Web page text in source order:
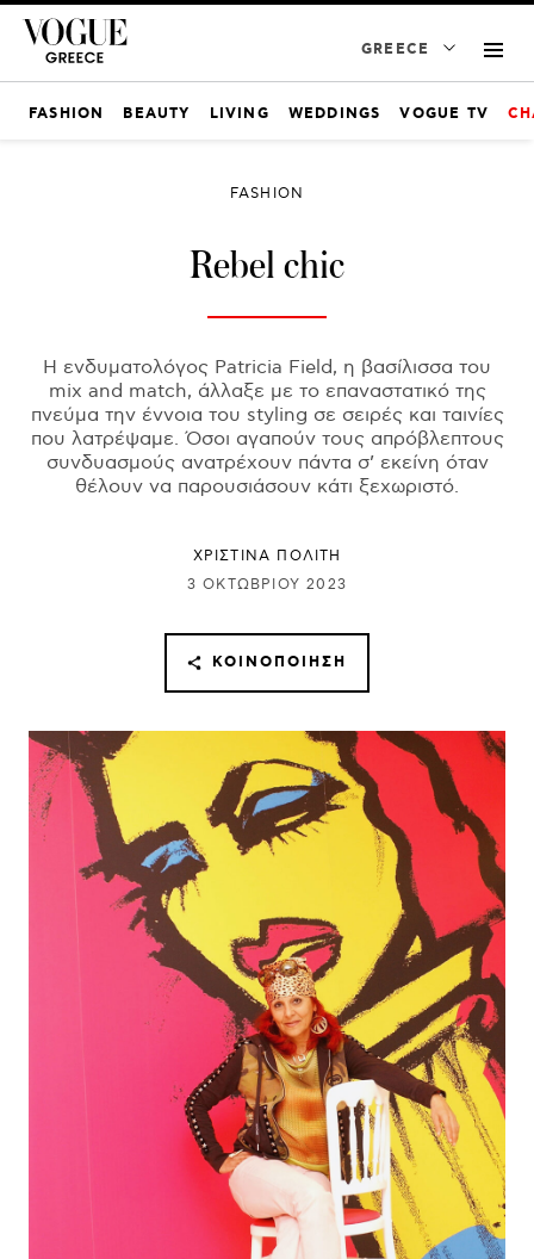
GREECE
FASHION BEAUTY LIVING WEDDINGS VOGUE TV
FASHION
Rebel chic
Η ενδυματολόγος Patricia Field, η βασίλισσα του
mix and match, άλλαξε με το επαναστατικό της
πνεύμα την έννοια του styling σε σειρές και ταινίες
που λατρέψαμε. Όσοι αγαπούν τους απρόβλεπτους
συνδυασμούς ανατρέχουν πάντα σ’ εκείνη όταν
θέλουν να παρουσιάσουν κάτι ξεχωριστό.
ΧΡΙΣΤΙΝΑ ΠΟΛΙΤΗ
3 ΟΚΤΩΒΡΊΟΥ 2023
ΚΟΙΝΟΠΟΊΗΣΗ